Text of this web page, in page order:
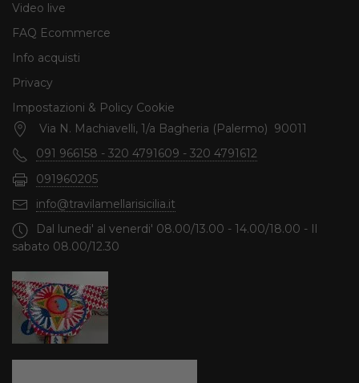
Video live
FAQ Ecommerce
Info acquisti
Privacy
Impostazioni & Policy Cookie
Via N. Machiavelli, 1/a Bagheria (Palermo) 90011
091 966158 - 320 4791609 - 320 4791612
091960205
info@travilamellarisicilia.it
Dal lunedi' al venerdi' 08.00/13.00 - 14.00/18.00 - Il
sabato 08.00/12.30